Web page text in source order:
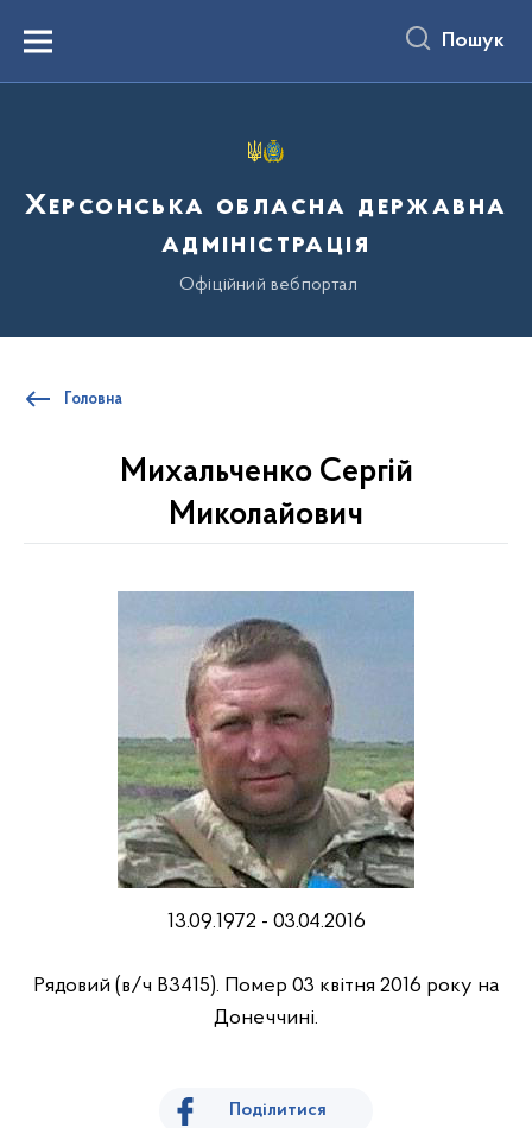
вмістуMenu Пошук
Херсонська обласна державна
адміністрація
Офіційний вебпортал
Головна
Михальченко Сергій
Миколайович
13.09.1972 - 03.04.2016
Pядовий (в/ч В3415). Помер 03 квітня 2016 року на
Донеччині.
Поділитися